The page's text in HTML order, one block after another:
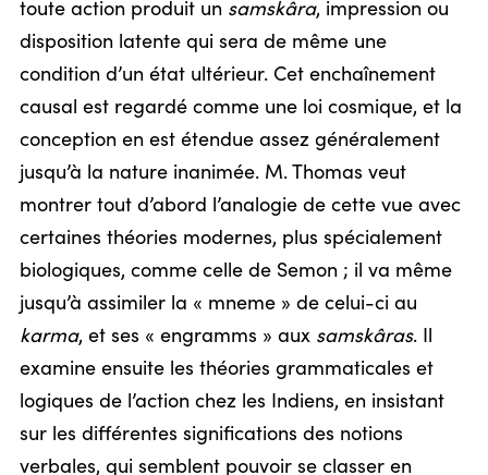
toute action produit un samskâra, impression ou
disposition latente qui sera de même une
condition d’un état ultérieur. Cet enchaînement
causal est regardé comme une loi cosmique, et la
conception en est étendue assez généralement
jusqu’à la nature inanimée. M. Thomas veut
montrer tout d’abord l’analogie de cette vue avec
certaines théories modernes, plus spécialement
biologiques, comme celle de Semon ; il va même
jusqu’à assimiler la « mneme » de celui-ci au
karma, et ses « engramms » aux samskâras. Il
examine ensuite les théories grammaticales et
logiques de l’action chez les Indiens, en insistant
sur les différentes significations des notions
verbales, qui semblent pouvoir se classer en